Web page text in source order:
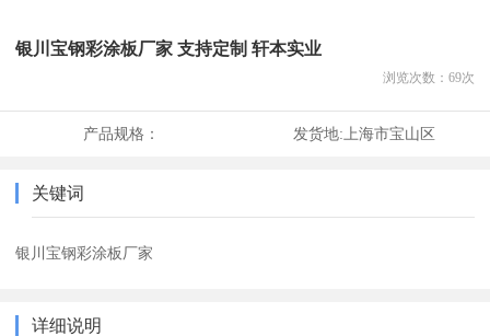
银川宝钢彩涂板厂家 支持定制 轩本实业
浏览次数： 69次
产品规格： 发货地:上海市宝山区
关键词
银川宝钢彩涂板厂家
详细说明